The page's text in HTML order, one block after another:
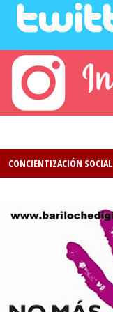
CONCIENTIZACIÓN SOCIAL